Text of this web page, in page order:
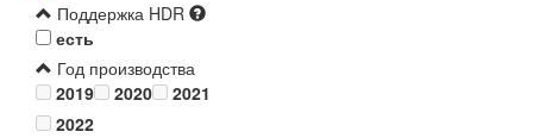
Поддержка HDR
есть
Год производства
2019
2020
2021
2022